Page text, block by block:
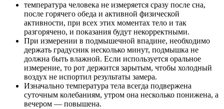
температура человека не измеряется сразу после сна,
после горячего обеда и активной физической
активности, при всех этих моментах тело и так
разгорячено, и показания будут некорректными.
При измерении в подмышечной впадине, необходимо
держать градусник несколько минут, подмышка не
должна быть влажной. Если используется оральное
измерение, то рот держится зарытым, чтобы холодный
воздух не испортил результаты замера.
Изначально температура тела всегда подвержена
суточным колебаниям, утром она несколько понижена, а
вечером — повышена.